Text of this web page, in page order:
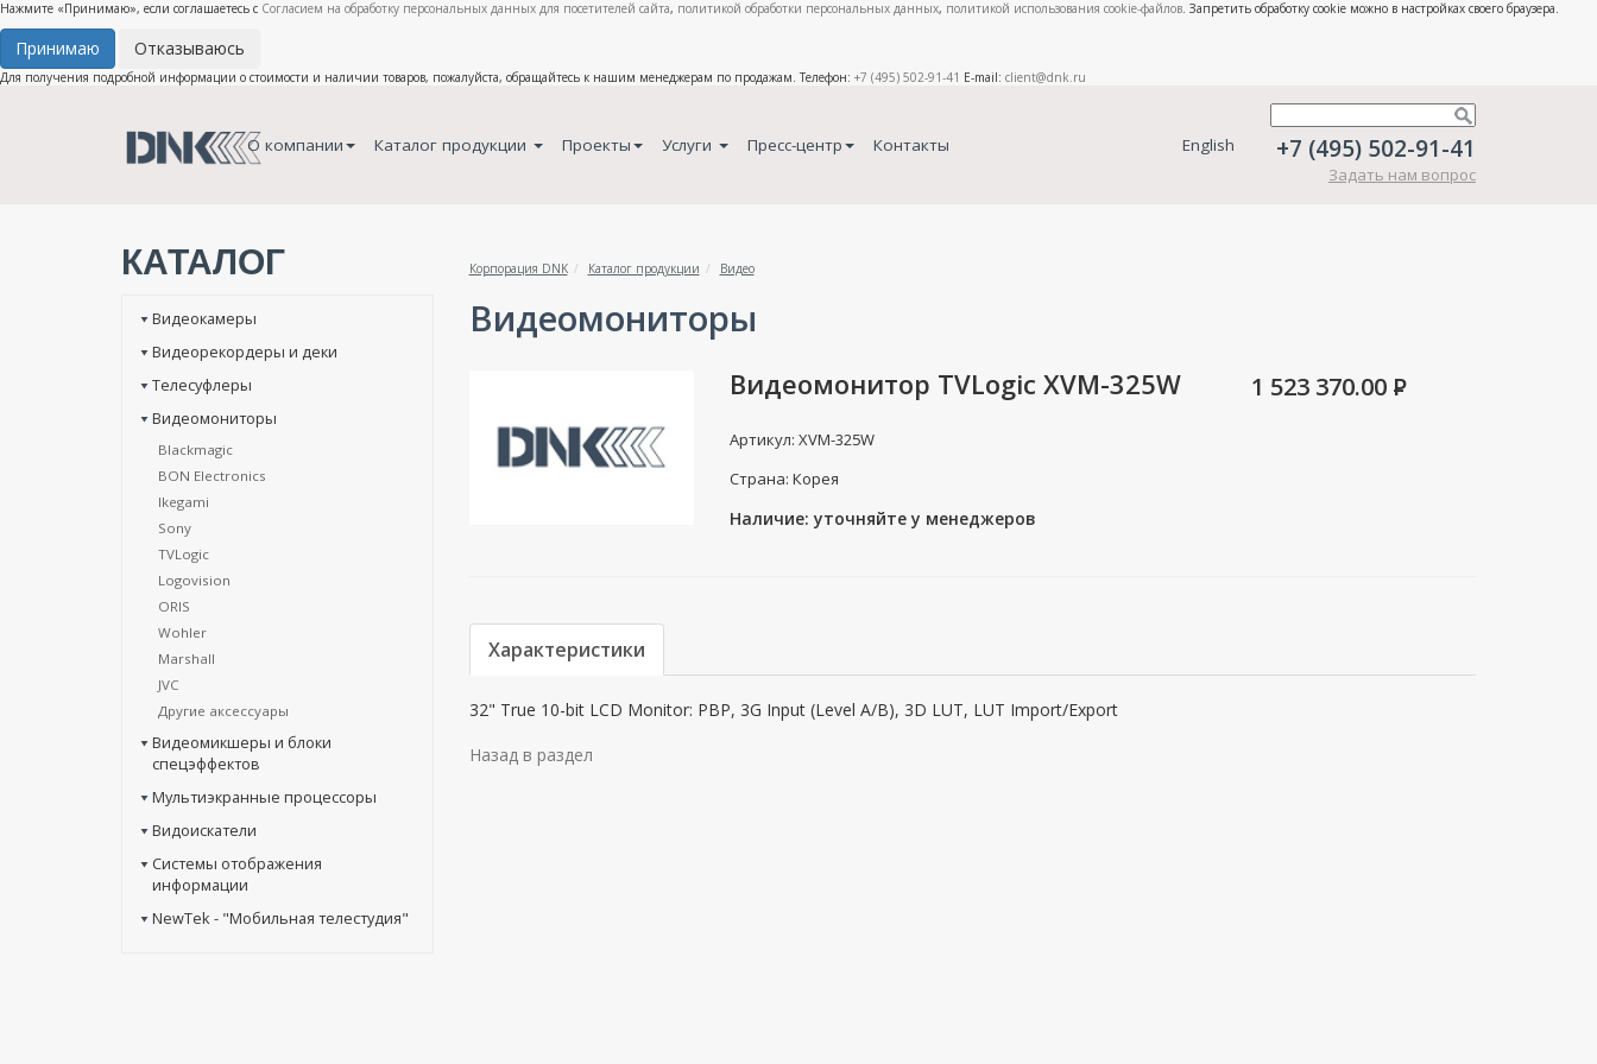
Нажмите «Принимаю», если соглашаетесь с Согласием на обработку персональных данных для посетителей сайта, политикой обработки персональных данных, политикой использования cookie-файлов. Запретить обработку cookie можно в настройках своего браузера.
Принимаю Отказываюсь
Для получения подробной информации о стоимости и наличии товаров, пожалуйста, обращайтесь к нашим менеджерам по продажам. Телефон: +7 (495) 502-91-41 E-mail: client@dnk.ru
О компании Каталог продукции Проекты Услуги Пресс-центр Контакты English +7 (495) 502-91-41
Задать нам вопрос
КАТАЛОГ Корпорация DNK Каталог продукции Видео
Видеокамеры
Видеорекордеры и деки
Телесуфлеры
Видеомониторы
Blackmagic
BON Electronics
Ikegami
Sony
TVLogic
Logovision
ORIS
Wohler
Marshall
JVC
Другие аксессуары
Видеомикшеры и блоки
спецэффектов
Мультиэкранные процессоры
Видоискатели
Системы отображения
информации
NewTek - "Мобильная телестудия"
Видеомониторы
Видеомонитор TVLogic XVM-325W
Артикул: XVM-325W
Страна: Корея
Наличие: уточняйте у менеджеров
1 523 370.00 P
Характеристики
32" True 10-bit LCD Monitor: PBP, 3G Input (Level A/B), 3D LUT, LUT Import/Export
Назад в раздел